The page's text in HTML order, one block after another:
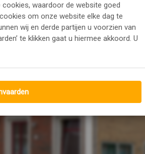
waardoor de website goed
om onze website elke dag te
wij en derde partijen u voorzien van
te klikken gaat u hiermee akkoord. U